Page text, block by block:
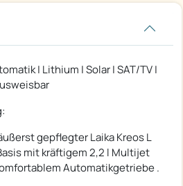
| Lithium | Solar | SAT/TV |
gepflegter Laika Kreos L
mit kräftigem 2,2 l Multijet
Automatikgetriebe .